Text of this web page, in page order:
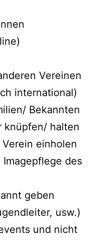
Vereinen
international)
Bekannten
knüpfen/ halten
einholen
des
geben
usw.)
und nicht